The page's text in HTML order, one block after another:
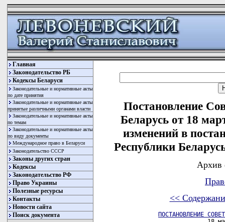
Главная
Законодательство РБ
Кодексы Беларуси
Законодательные и нормативные акты
по дате принятия
Законодательные и нормативные акты
принятые различными органами власти
Законодательные и нормативные акты
по темам
Законодательные и нормативные акты
по виду документы
Международное право в Беларуси
Законодательство СССР
Законы других стран
Кодексы
Законодательство РФ
Право Украины
Полезные ресурсы
Контакты
Новости сайта
Поиск документа
Постановление
Беларусь от 18
изменений в
Республики
Архив
<<
ПОСТАНОВЛЕНИЕ